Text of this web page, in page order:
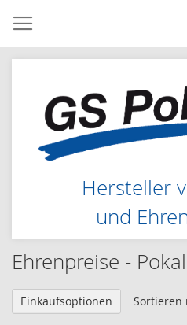
Zum
Inhalt
springen
Hersteller
und
Ehrenpreise -
Einkaufsoptionen Sortieren